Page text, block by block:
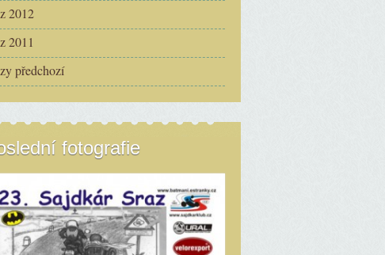
2012
2011
předchozí
fotografie